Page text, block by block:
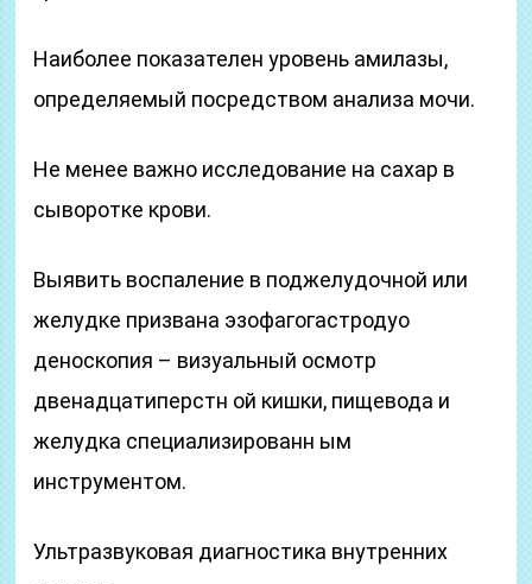
Наиболее показателен уровень амилазы,
определяемый посредством анализа мочи.
Не менее важно исследование на сахар в
сыворотке крови.
Выявить воспаление в поджелудочной или
желудке призвана эзофагогастродуо
деноскопия – визуальный осмотр
двенадцатиперстн ой кишки, пищевода и
желудка специализированн ым
инструментом.
Ультразвуковая диагностика внутренних